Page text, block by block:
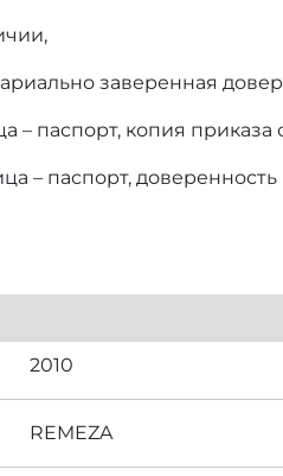
заверенная
– паспорт, копия приказа
– паспорт, доверенность
2010
REMEZA